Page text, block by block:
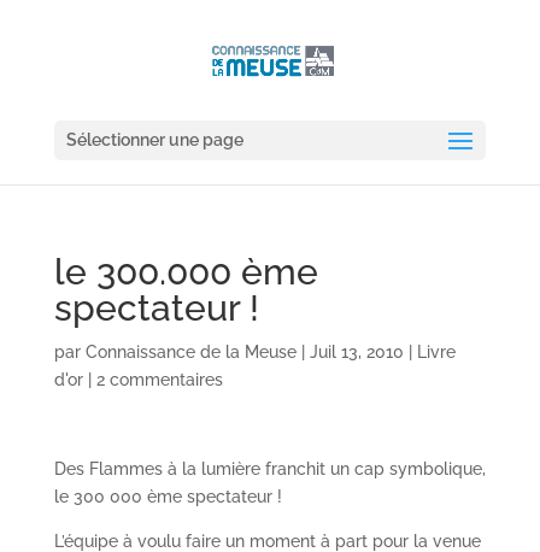
Sélectionner une page
le 300.000 ème
spectateur !
par Connaissance de la Meuse| Juil 13, 2010
Livre
d'or| 2 commentaires
Des Flammes à la lumière franchit un cap symbolique,
le 300 000 ème spectateur !
L’équipe à voulu faire un moment à part pour la venue